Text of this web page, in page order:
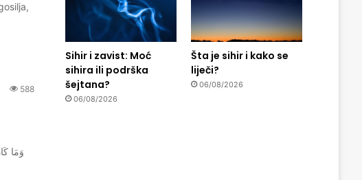
588
وَمَا
Sihir i zavist: Moć
sihira ili podrška
šejtana?
06/08/2026
Šta je sihir i kako se
liječi?
06/08/2026